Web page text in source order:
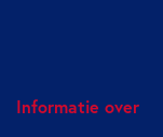
Informatie over